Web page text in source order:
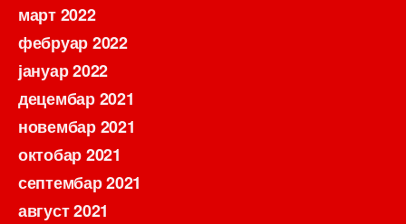
март 2022
фебруар 2022
јануар 2022
децембар 2021
новембар 2021
октобар 2021
септембар 2021
август 2021